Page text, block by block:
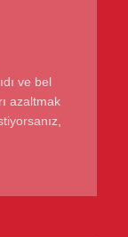
ve bel
azaltmak